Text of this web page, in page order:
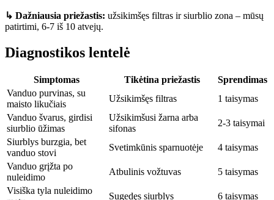
↳ Dažniausia priežastis: užsikimšęs filtras ir siurblio zona – mūsų
patirtimi, 6-7 iš 10 atvejų.
Diagnostikos lentelė
Simptomas Tikėtina priežastis
Sprendimas
Vanduo purvinas, su
maisto likučiais
Užsikimšęs filtras
1 taisymas
Vanduo švarus, girdisi
siurblio ūžimas
Užsikimšusi žarna arba
sifonas
2-3 taisymai
Siurblys burzgia, bet
vanduo stovi
Svetimkūnis sparnuotėje
4 taisymas
Vanduo grįžta po
nuleidimo
Atbulinis vožtuvas
5 taisymas
Visiška tyla nuleidimo
Sugedęs siurblys
6 taisymas